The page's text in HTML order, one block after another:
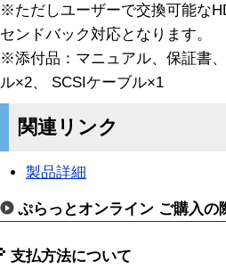
※ただしユーザーで交換可能な
センドバック対応となります。
※添付品：マニュアル、保証書
ル×2、 SCSIケーブル×1
関連リンク
製品詳細
ぷらっとオンライン ご購入の
支払方法について